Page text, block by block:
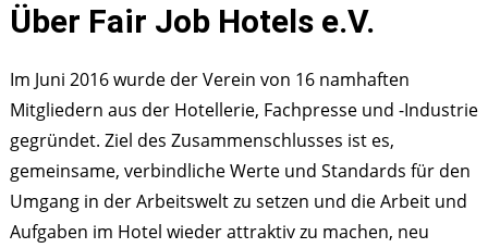
Über Fair Job Hotels e.V.
Im Juni 2016 wurde der Verein von 16 namhaften
Mitgliedern aus der Hotellerie, Fachpresse und -Industrie
gegründet. Ziel des Zusammenschlusses ist es,
gemeinsame, verbindliche Werte und Standards für den
Umgang in der Arbeitswelt zu setzen und die Arbeit und
Aufgaben im Hotel wieder attraktiv zu machen, neu